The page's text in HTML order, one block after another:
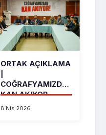
ORTAK AÇIKLAMA
COĞRAFYAMIZDAN
KAN AKIYOR
8 Nis 2026